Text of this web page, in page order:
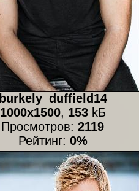
burkely_duffield14
1000x1500, 153kБ
Просмотров: 2119
Рейтинг: 0%